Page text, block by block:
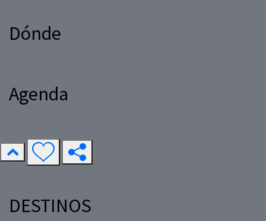
Dónde
Agenda
DESTINOS